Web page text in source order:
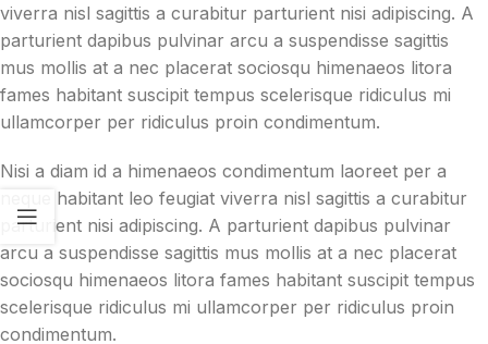
viverra nisl sagittis a curabitur parturient nisi adipiscing. A
parturient dapibus pulvinar arcu a suspendisse sagittis
mus mollis at a nec placerat sociosqu himenaeos litora
fames habitant suscipit tempus scelerisque ridiculus mi
ullamcorper per ridiculus proin condimentum.
Nisi a diam id a himenaeos condimentum laoreet per a
neque habitant leo feugiat viverra nisl sagittis a curabitur
parturient nisi adipiscing. A parturient dapibus pulvinar
arcu a suspendisse sagittis mus mollis at a nec placerat
sociosqu himenaeos litora fames habitant suscipit tempus
scelerisque ridiculus mi ullamcorper per ridiculus proin
condimentum.